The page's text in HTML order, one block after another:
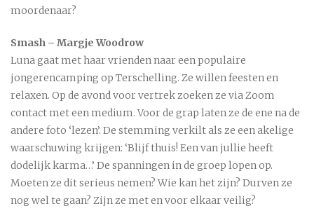
moordenaar?
Smash – Margje Woodrow
Luna gaat met haar vrienden naar een populaire
jongerencamping op Terschelling. Ze willen feesten en
relaxen. Op de avond voor vertrek zoeken ze via Zoom
contact met een medium. Voor de grap laten ze de ene na de
andere foto ‘lezen’. De stemming verkilt als ze een akelige
waarschuwing krijgen: ‘Blijf thuis! Een van jullie heeft
dodelijk karma…’ De spanningen in de groep lopen op.
Moeten ze dit serieus nemen? Wie kan het zijn? Durven ze
nog wel te gaan? Zijn ze met en voor elkaar veilig?